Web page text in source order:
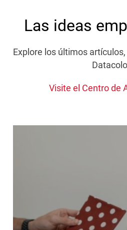
Las ideas
Explore los últimos
Visite el Centro de